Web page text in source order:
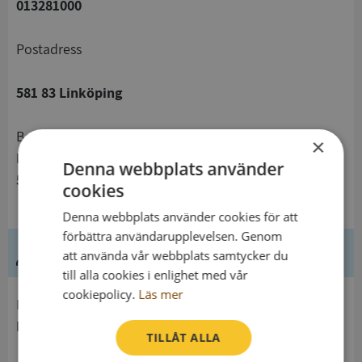
013281000
Postadress
581 83 Linköping
Besöksadress
Mäster Mattias Väg 8
583 30 Linköping
Ledning
Innehavare
Linköpings Universitet
×
Denna webbplats använder
cookies
Denna webbplats använder cookies för att
förbättra användarupplevelsen. Genom
att använda vår webbplats samtycker du
till alla cookies i enlighet med vår
cookiepolicy. Läs mer
TILLÅT ALLA